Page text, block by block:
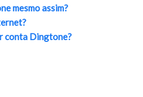
mesmo assim?
conta Dingtone?